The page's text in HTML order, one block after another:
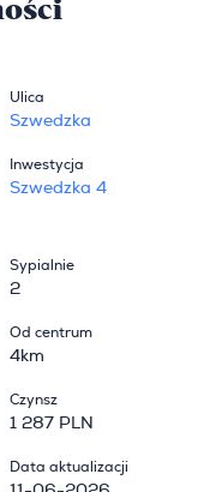
Ulica
Szwedzka
Inwestycja
Szwedzka 4
Sypialnie
2
Od centrum
4km
Czynsz
1 287 PLN
Data aktualizacji